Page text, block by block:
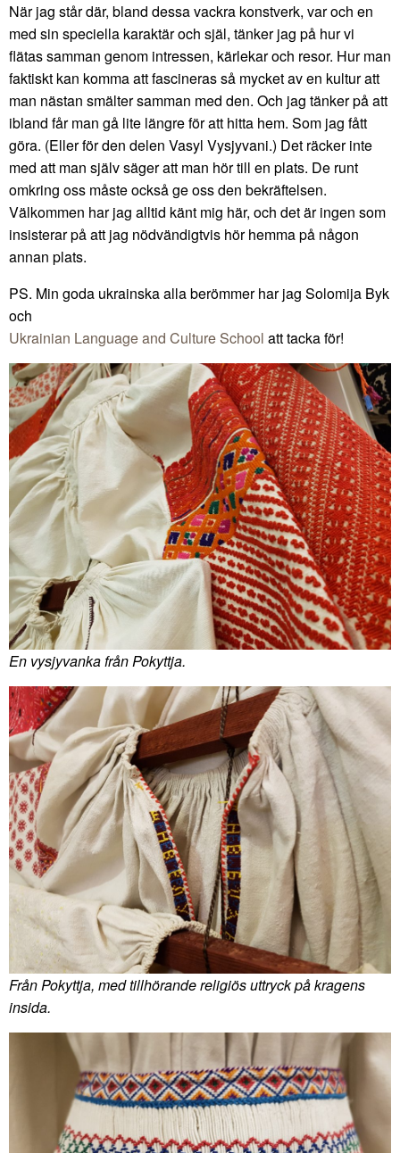
När jag står där, bland dessa vackra konstverk, var och en
med sin speciella karaktär och själ, tänker jag på hur vi
flätas samman genom intressen, kärlekar och resor. Hur man
faktiskt kan komma att fascineras så mycket av en kultur att
man nästan smälter samman med den. Och jag tänker på att
ibland får man gå lite längre för att hitta hem. Som jag fått
göra. (Eller för den delen Vasyl Vysjyvani.) Det räcker inte
med att man själv säger att man hör till en plats. De runt
omkring oss måste också ge oss den bekräftelsen.
Välkommen har jag alltid känt mig här, och det är ingen som
insisterar på att jag nödvändigtvis hör hemma på någon
annan plats.
PS. Min goda ukrainska alla berömmer har jag Solomija Byk
och
Ukrainian Language and Culture School att tacka för!
En vysjyvanka från Pokyttja.
Från Pokyttja, med tillhörande religiös uttryck på kragens
insida.